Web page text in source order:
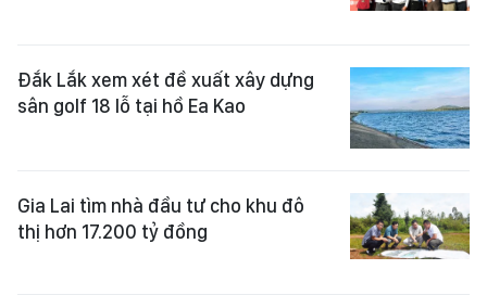
Đắk Lắk xem xét đề xuất xây dựng
sân golf 18 lỗ tại hồ Ea Kao
Gia Lai tìm nhà đầu tư cho khu đô
thị hơn 17.200 tỷ đồng